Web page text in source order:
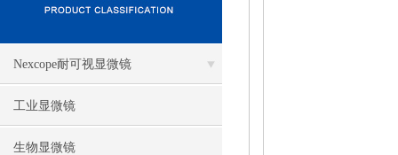
Nexcope耐可视显微镜
工业显微镜
生物显微镜